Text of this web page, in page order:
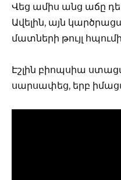
Վեց ամիս անց աճը
Ավելին, այն
մատների թույլ
Էշլին բիոպսիա
սարսափեց, երբ